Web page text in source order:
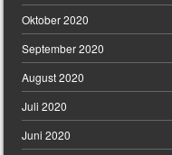
Oktober 2020
September 2020
August 2020
Juli 2020
Juni 2020